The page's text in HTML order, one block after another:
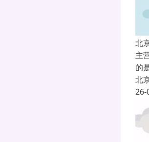
北
主
的
北
26-